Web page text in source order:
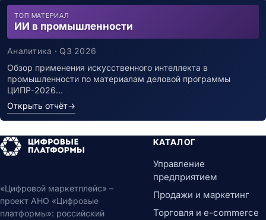
Предиктивная аналитика
AutoML-платформы
Платформы ИИ и GenAI
Компьютерное зрение
Документооборот и контент
Корпоративный контент (ECM)
ECM-системы
EDMS-системы
eDiscovery системы
Управление сайтом (CMS)
Headless CMS
Конструкторы сайтов
DXP платформы
ТОП МАТЕРИАЛ
ИИ в промышленности
Аналитика · Q3 2026
Обзор применения искусственного интеллекта в
промышленности по материалам деловой программы
ЦИПР-2026…
Открыть отчёт→
«Цифровой маркетплейс» –
проект АНО «Цифровые
платформы»: российский
КАТАЛОГ
Управление
предприятием
Продажи и маркетинг
Торговля и e-commerce